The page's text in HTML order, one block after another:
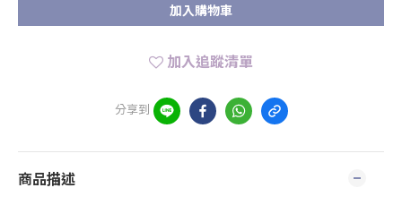
加入購物車
加入追蹤清單
分享到
商品描述